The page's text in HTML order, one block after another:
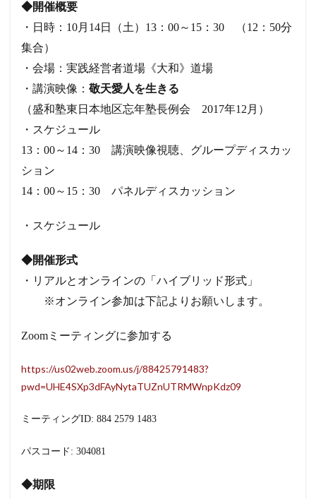
◆開催概要
・日時：10月14日（土）13：00～15：30 （12：50分
集合）
・会場：実践経営者道場《大和》道場
・講演映像： 敬天愛人を生きる
（盛和塾東日本地区忘年塾長例会 2017年12月）
・スケジュール
13：00～14：30 講演映像視聴、グループディスカッ
ション
14：00～15：30 パネルディスカッション
・スケジュール
◆開催形式
・リアルとオンラインの「ハイブリッド形式」
※オンライン参加は下記よりお願いします。
Zoomミーティングに参加する
https://us02web.zoom.us/j/88425791483?
pwd=UHE4SXp3dFAyNytaTUZnUTRMWnpKdz09
ミーティングID: 884 2579 1483
パスコード : 304081
◆期限